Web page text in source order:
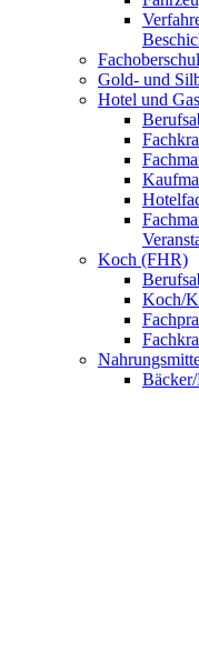
Gold- und
Hotel und
Koch (FHR)
Koch/